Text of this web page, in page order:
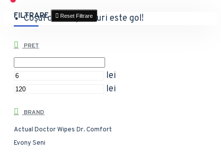
Coșul de cumpărături este gol!
FILTRARE Reset Filtrare
PRET
lei
lei
BRAND
Actual Doctor Wipes Dr. Comfort
EvonySeni